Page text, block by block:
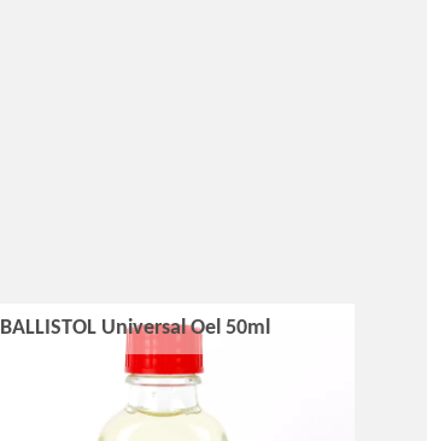
BALLISTOL Universal Oel 50ml